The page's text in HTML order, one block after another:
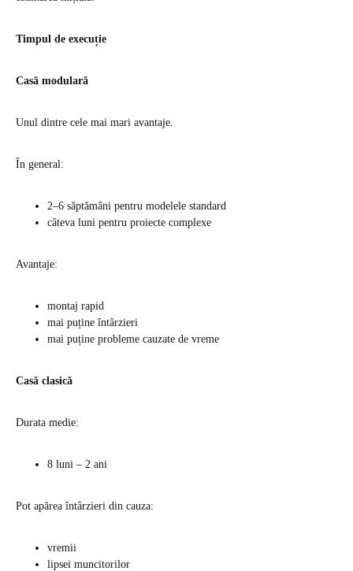
Timpul de execuție
Casă modulară
Unul dintre cele mai mari avantaje.
În general:
2–6 săptămâni pentru modelele standard
câteva luni pentru proiecte complexe
Avantaje:
montaj rapid
mai puține întârzieri
mai puține probleme cauzate de vreme
Casă clasică
Durata medie:
8 luni – 2 ani
Pot apărea întârzieri din cauza:
vremii
lipsei muncitorilor